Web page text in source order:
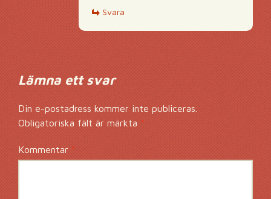
Svara
Lämna ett svar
Din e-postadress kommer inte publiceras.
Obligatoriska fält är märkta*
Kommentar*